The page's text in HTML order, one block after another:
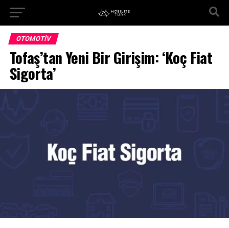
OTOMOTIV
Tofaş’tan Yeni Bir Girişim: ‘Koç Fiat
Sigorta’